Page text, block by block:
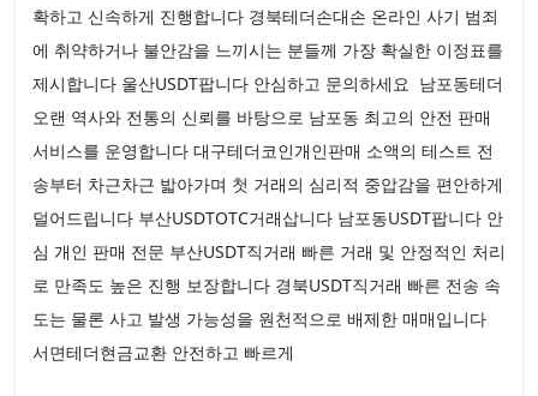
확하고 신속하게 진행합니다 경북테더손대손 온라인 사기 범죄
에 취약하거나 불안감을 느끼시는 분들께 가장 확실한 이정표를
제시합니다 울산USDT팝니다 안심하고 문의하세요 남포동테더
오랜 역사와 전통의 신뢰를 바탕으로 남포동 최고의 안전 판매
서비스를 운영합니다 대구테더코인개인판매 소액의 테스트 전
송부터 차근차근 밟아가며 첫 거래의 심리적 중압감을 편안하게
덜어드립니다 부산USDTOTC거래삽니다 남포동USDT팝니다 안
심 개인 판매 전문 부산USDT직거래 빠른 거래 및 안정적인 처리
로 만족도 높은 진행 보장합니다 경북USDT직거래 빠른 전송 속
도는 물론 사고 발생 가능성을 원천적으로 배제한 매매입니다
서면테더현금교환 안전하고 빠르게